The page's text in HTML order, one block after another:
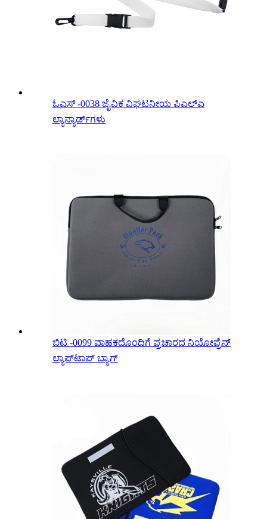
ಓಎಸ್ -0038 ಜೈವಿಕ ವಿಘಟನೀಯ ಪಿಎಲ್‌ಎ
ಲ್ಯಾನ್ಯಾರ್ಡ್‌ಗಳು
ಬಿಟಿ -0099 ವಾಹಕದೊಂದಿಗೆ ಪ್ರಚಾರದ ನಿಯೋಪ್ರೆನ್
ಲ್ಯಾಪ್‌ಟಾಪ್ ಬ್ಯಾಗ್